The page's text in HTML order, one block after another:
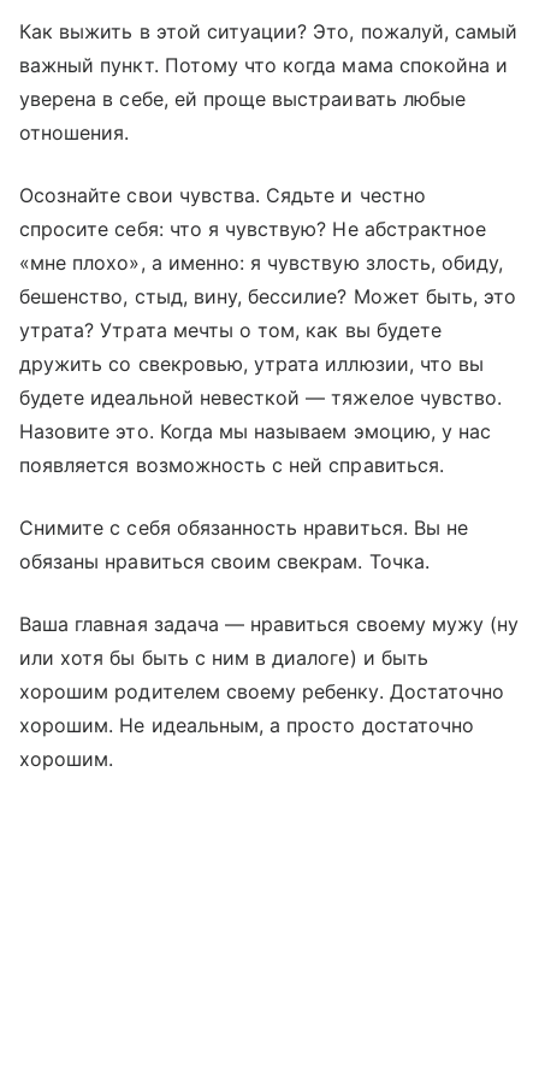
Как выжить в этой ситуации? Это, пожалуй, самый
важный пункт. Потому что когда мама спокойна и
уверена в себе, ей проще выстраивать любые
отношения.
Осознайте свои чувства. Сядьте и честно
спросите себя: что я чувствую? Не абстрактное
«мне плохо», а именно: я чувствую злость, обиду,
бешенство, стыд, вину, бессилие? Может быть, это
утрата? Утрата мечты о том, как вы будете
дружить со свекровью, утрата иллюзии, что вы
будете идеальной невесткой — тяжелое чувство.
Назовите это. Когда мы называем эмоцию, у нас
появляется возможность с ней справиться.
Снимите с себя обязанность нравиться. Вы не
обязаны нравиться своим свекрам. Точка.
Ваша главная задача — нравиться своему мужу (ну
или хотя бы быть с ним в диалоге) и быть
хорошим родителем своему ребенку. Достаточно
хорошим. Не идеальным, а просто достаточно
хорошим.